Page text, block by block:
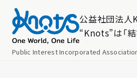
公益社団法人
“Knots”は「
Public Interest Incorporated